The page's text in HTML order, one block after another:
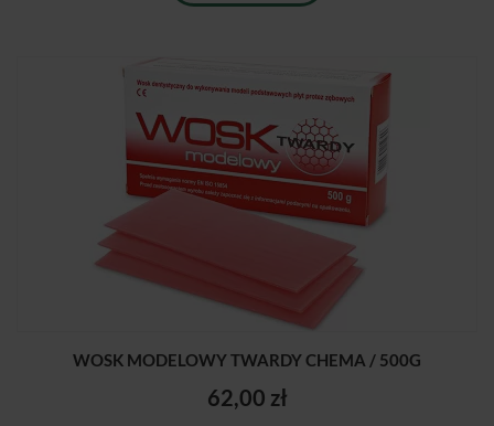
WOSK MODELOWY TWARDY CHEMA / 500G
62,00 zł